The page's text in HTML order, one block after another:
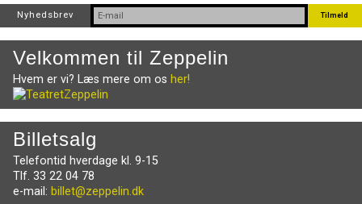
Nyhedsbrev
Velkommen til Zeppelin
Hvem er vi? Læs mere om os her!
Billetsalg
Telefontid hverdage kl. 9-15
Tlf. 33 22 04 78
e-mail: billet@zeppelin.dk